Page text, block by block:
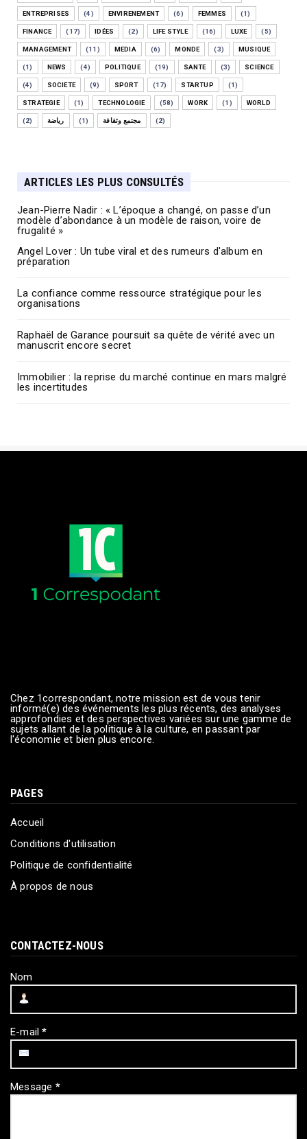
ENTREPRISES (4) ENVIRENEMENT (6) FEMMES (1)
FINANCE (17) IDÉES (2) LIFE STYLE (16) LUXE (5)
MANAGEMENT (11) MEDIA (6) MONDE (3) MUSIQUE
(1) NEWS (4) POLITIQUE (19) SANTE (3) SCIENCE
(4) SOCIETE (9) SPORT (17) STARTUP (1)
STRATEGIE (1) TECHNOLOGIE (58) WORK (1) WORLD
(2) رياضة (1) مجتمع وثقافة (2)
ARTICLES LES PLUS CONSULTÉS
Jean-Pierre Nadir : « L’époque a changé, on passe d’un
modèle d’abondance à un modèle de raison, voire de
frugalité »
Angel Lover : Un tube viral et des rumeurs d'album en
préparation
La confiance comme ressource stratégique pour les
organisations
Raphaël de Garance poursuit sa quête de vérité avec un
manuscrit encore secret
Immobilier : la reprise du marché continue en mars malgré
les incertitudes
Chez 1correspondant, notre mission est de vous tenir
informé(e) des événements les plus récents, des analyses
approfondies et des perspectives variées sur une gamme de
sujets allant de la politique à la culture, en passant par
l'économie et bien plus encore.
PAGES
Accueil
Conditions d'utilisation
Politique de confidentialité
À propos de nous
CONTACTEZ-NOUS
Nom
E-mail*
Message *